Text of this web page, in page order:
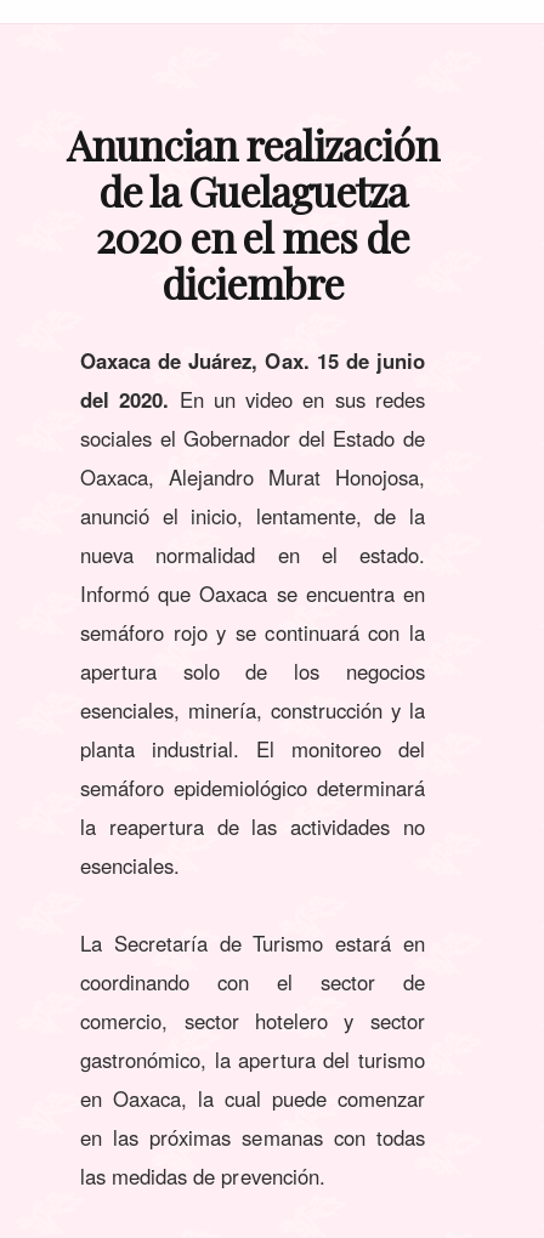
Anuncian realización
de la Guelaguetza
2020 en el mes de
diciembre
Oaxaca de Juárez, Oax. 15 de junio
del 2020. En un video en sus redes
sociales el Gobernador del Estado de
Oaxaca, Alejandro Murat Honojosa,
anunció el inicio, lentamente, de la
nueva normalidad en el estado.
Informó que Oaxaca se encuentra en
semáforo rojo y se continuará con la
apertura solo de los negocios
esenciales, minería, construcción y la
planta industrial. El monitoreo del
semáforo epidemiológico determinará
la reapertura de las actividades no
esenciales.
La Secretaría de Turismo estará en
coordinando con el sector de
comercio, sector hotelero y sector
gastronómico, la apertura del turismo
en Oaxaca, la cual puede comenzar
en las próximas semanas con todas
las medidas de prevención.